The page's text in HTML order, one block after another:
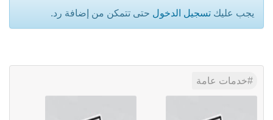
يجب عليك تسجيل الدخول حتى تتمكن من إضافة رد.
خدمات عامة